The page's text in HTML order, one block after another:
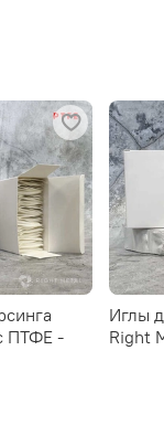
ПТФЕ -
Иглы
Right